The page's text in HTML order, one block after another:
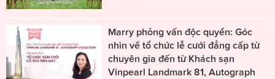
Marry phỏng vấn độc quyền: Góc
nhìn về tổ chức lễ cưới đẳng cấp từ
chuyên gia đến từ Khách sạn
Vinpearl Landmark 81, Autograph